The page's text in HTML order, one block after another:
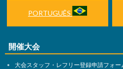
シ
ョ
ン
PORTUGUÊS
開催大会
大会スタッフ・レフリー登録申請フォー